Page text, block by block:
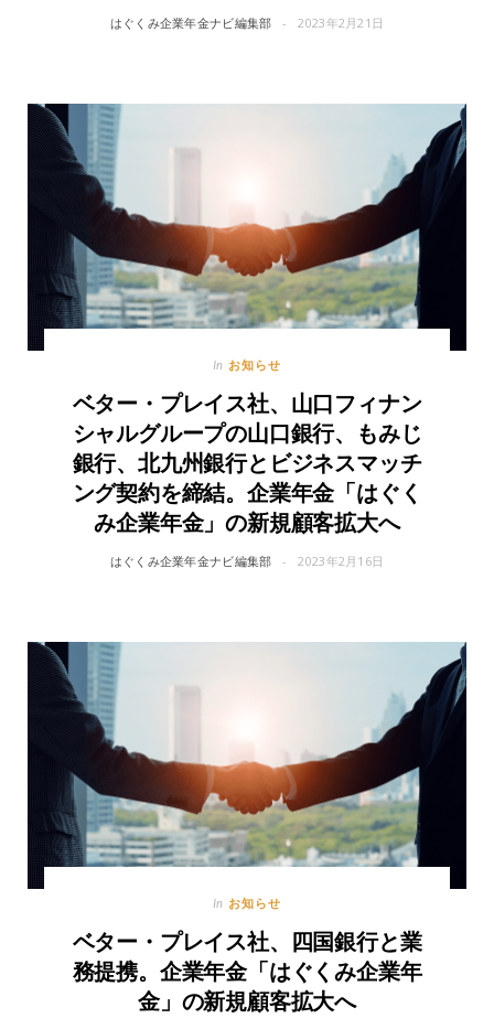
はぐくみ企業年金ナビ編集部 2023年2月21日
In お知らせ
ベター・プレイス社、山口フィナン
シャルグループの山口銀行、もみじ
銀行、北九州銀行とビジネスマッチ
ング契約を締結。企業年金「はぐく
み企業年金」の新規顧客拡大へ
はぐくみ企業年金ナビ編集部 2023年2月16日
In お知らせ
ベター・プレイス社、四国銀行と業
務提携。企業年金「はぐくみ企業年
金」の新規顧客拡大へ